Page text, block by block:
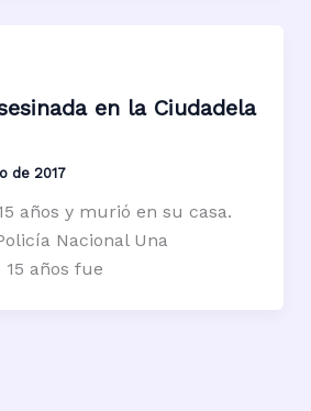
en la Ciudadela
de 2017
años y murió en su casa.
Nacional Una
años fue